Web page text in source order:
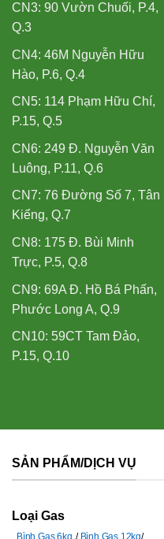
CN3: 90 Vườn Chuối, P.4,
Q.3
CN4: 46M Nguyễn Hữu
Hào, P.6, Q.4
CN5: 114 Phạm Hữu Chí,
P.15, Q.5
CN6: 249 Đ. Nguyễn Văn
Luông, P.11, Q.6
CN7: 76 Đường Số 7, Tân
Kiểng, Q.7
CN8: 175 Đ. Bùi Minh
Trực, P.5, Q.8
CN9: 69A Đ. Hồ Bá Phấn,
Phước Long A, Q.9
CN10: 59CT Tam Đảo,
P.15, Q.10
SẢN PHẨM/DỊCH VỤ
Loại Gas
Bình Gas 6kg
Bình Gas 12kg